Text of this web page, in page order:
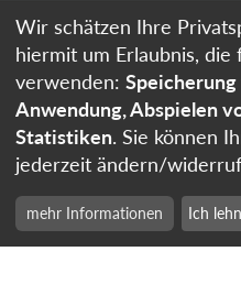
Widerrufsformular
Stellenangebote
Cookie-
Wir schätzen Ihre
hiermit um Erlaubnis, die
verwenden:
Anwendung, Abspielen
Statistiken. Sie können
jederzeit ändern/
mehr Informationen Ich